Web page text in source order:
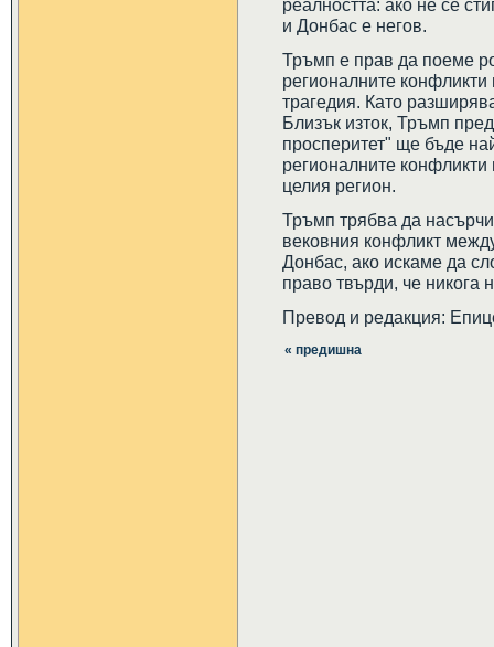
реалността: ако не се
и Донбас е негов.
Тръмп е прав да поеме
регионалните
трагедия. Като
Близък изток, Тръмп
просперитет" ще бъде
регионалните
целия регион.
Тръмп трябва да
вековния конфликт
Донбас, ако искаме да
право твърди, че никога
Превод и редакция:
« предишна